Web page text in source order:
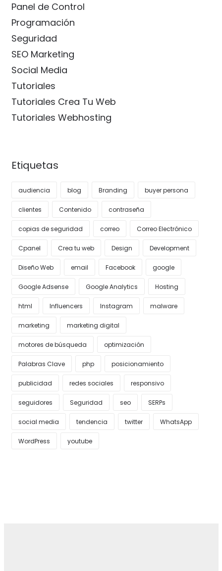
Panel de Control
Programación
Seguridad
SEO Marketing
Social Media
Tutoriales
Tutoriales Crea Tu Web
Tutoriales Webhosting
Etiquetas
audiencia blog Branding buyer persona
clientes Contenido contraseña
copias de seguridad correo Correo Electrónico
Cpanel Crea tu web Design Development
Diseño Web email Facebook google
Google Adsense Google Analytics Hosting
html Influencers Instagram malware
marketing marketing digital
motores de búsqueda optimización
Palabras Clave php posicionamiento
publicidad redes sociales responsivo
seguidores Seguridad seo SERPs
social media tendencia twitter WhatsApp
WordPress youtube